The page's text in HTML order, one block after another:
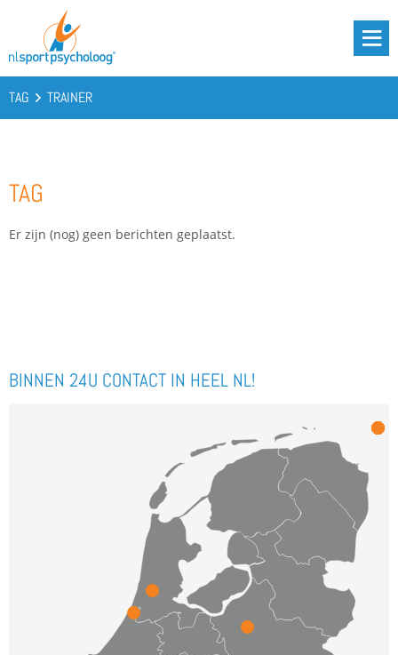
CONTACT
TAG TRAINER
TAG
Er zijn (nog) geen berichten geplaatst.
BINNEN 24U CONTACT IN HEEL NL!